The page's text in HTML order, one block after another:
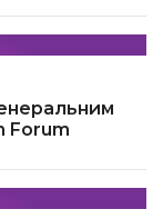
Forum